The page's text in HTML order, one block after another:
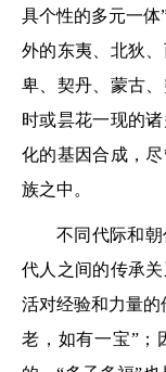
具个性的多元一体
外的东夷、北狄
卑、契丹、蒙古
时或昙花一现的
化的基因合成，
族之中。
不同代际和
代人之间的传承
活对经验和力量的
老，如有一宝”；